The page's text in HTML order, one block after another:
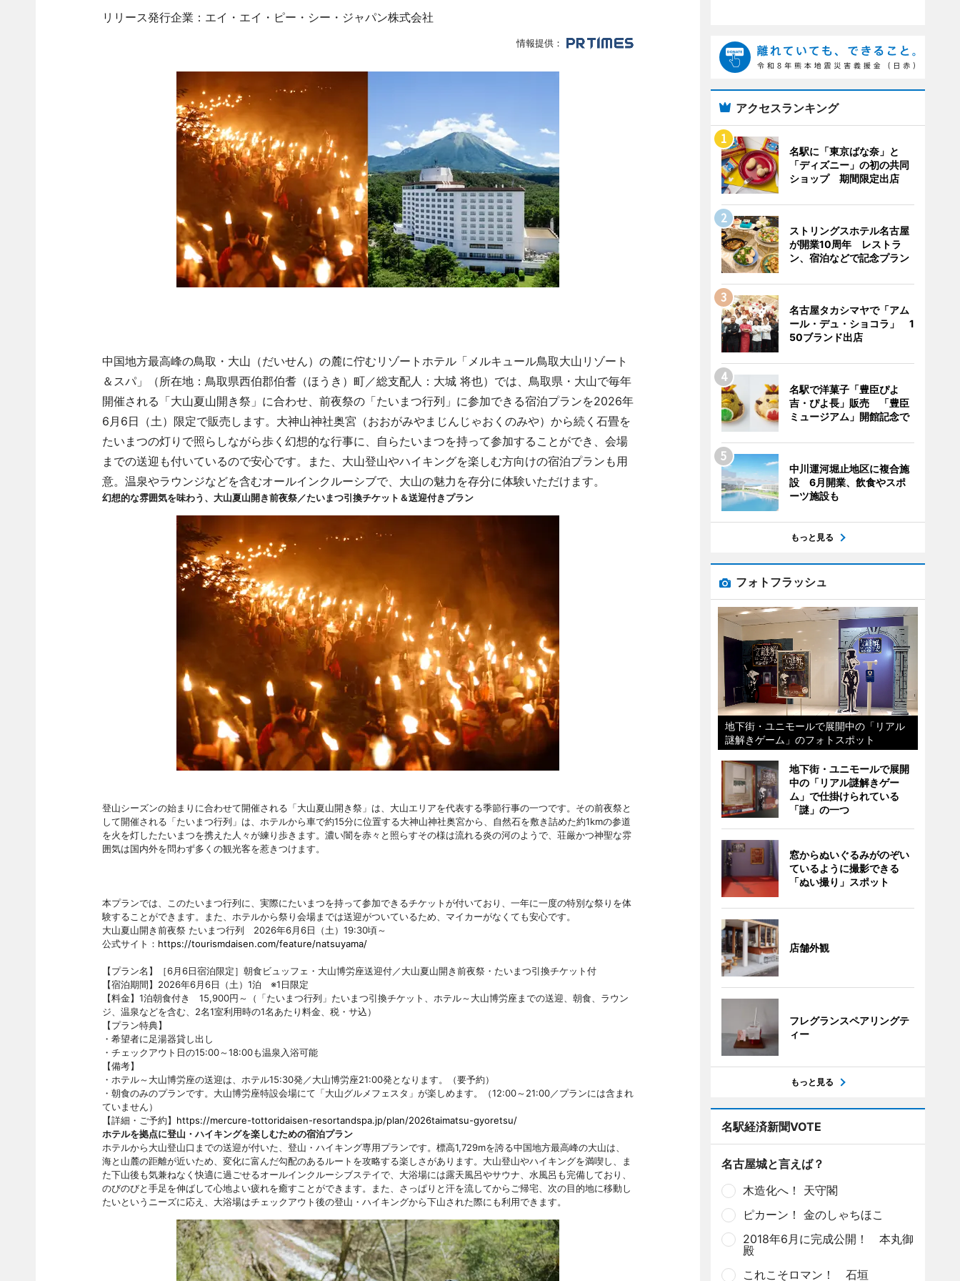
リリース発行企業：エイ・エイ・ピー・シー・ジャパン株式会社
情報提供：
中国地方最高峰の鳥取・大山（だいせん）の麓に佇むリゾートホテル「メルキュール鳥取大山リゾート
＆スパ」（所在地：鳥取県西伯郡伯耆（ほうき）町／総支配人：大城 将也）では、鳥取県・大山で毎年
開催される「大山夏山開き祭」に合わせ、前夜祭の「たいまつ行列」に参加できる宿泊プランを2026年
6月6日（土）限定で販売します。大神山神社奥宮（おおがみやまじんじゃおくのみや）から続く石畳を
たいまつの灯りで照らしながら歩く幻想的な行事に、自らたいまつを持って参加することができ、会場
までの送迎も付いているので安心です。また、大山登山やハイキングを楽しむ方向けの宿泊プランも用
意。温泉やラウンジなどを含むオールインクルーシブで、大山の魅力を存分に体験いただけます。
幻想的な雰囲気を味わう、大山夏山開き前夜祭／たいまつ引換チケット＆送迎付きプラン
登山シーズンの始まりに合わせて開催される「大山夏山開き祭」は、大山エリアを代表する季節行事の一つです。その前夜祭と
して開催される「たいまつ行列」は、ホテルから車で約15分に位置する大神山神社奥宮から、自然石を敷き詰めた約1kmの参道
を火を灯したたいまつを携えた人々が練り歩きます。濃い闇を赤々と照らすその様は流れる炎の河のようで、荘厳かつ神聖な雰
囲気は国内外を問わず多くの観光客を惹きつけます。
本プランでは、このたいまつ行列に、実際にたいまつを持って参加できるチケットが付いており、一年に一度の特別な祭りを体
験することができます。また、ホテルから祭り会場までは送迎がついているため、マイカーがなくても安心です。
大山夏山開き前夜祭 たいまつ行列 2026年6月6日（土）19:30頃～
公式サイト： https://tourismdaisen.com/feature/natsuyama/
【プラン名】［6月6日宿泊限定］朝食ビュッフェ・大山博労座送迎付／大山夏山開き前夜祭・たいまつ引換チケット付
【宿泊期間】2026年6月6日（土）1泊 ※1日限定
【料金】1泊朝食付き 15,900円～（「たいまつ行列」たいまつ引換チケット、ホテル～大山博労座までの送迎、朝食、ラウン
ジ、温泉などを含む、2名1室利用時の1名あたり料金、税・サ込）
【プラン特典】
・希望者に足湯器貸し出し
・チェックアウト日の15:00～18:00も温泉入浴可能
【備考】
・ホテル～大山博労座の送迎は、ホテル15:30発／大山博労座21:00発となります。（要予約）
・朝食のみのプランです。大山博労座特設会場にて「大山グルメフェスタ」が楽しめます。（12:00～21:00／プランには含まれ
ていません）
【詳細・ご予約】 https://mercure-tottoridaisen-resortandspa.jp/plan/2026taimatsu-gyoretsu/
ホテルを拠点に登山・ハイキングを楽しむための宿泊プラン
ホテルから大山登山口までの送迎が付いた、登山・ハイキング専用プランです。標高1,729mを誇る中国地方最高峰の大山は、
海と山麓の距離が近いため、変化に富んだ勾配のあるルートを攻略する楽しさがあります。大山登山やハイキングを満喫し、ま
た下山後も気兼ねなく快適に過ごせるオールインクルーシブステイで、大浴場には露天風呂やサウナ、水風呂も完備しており、
のびのびと手足を伸ばして心地よい疲れを癒すことができます。また、さっぱりと汗を流してからご帰宅、次の目的地に移動し
たいというニーズに応え、大浴場はチェックアウト後の登山・ハイキングから下山された際にも利用できます。
アクセスランキング
名駅に「東京ばな奈」と
「ディズニー」の初の共同
ショップ 期間限定出店
ストリングスホテル名古屋
が開業10周年 レストラ
ン、宿泊などで記念プラン
名古屋タカシマヤで「アム
ール・デュ・ショコラ」 1
50ブランド出店
名駅で洋菓子「豊臣ぴよ
吉・ぴよ長」販売 「豊臣
ミュージアム」開館記念で
中川運河堀止地区に複合施
設 6月開業、飲食やスポ
ーツ施設も
もっと見る
フォトフラッシュ
地下街・ユニモールで展開中の「リアル
謎解きゲーム」のフォトスポット
地下街・ユニモールで展開
中の「リアル謎解きゲー
ム」で仕掛けられている
「謎」の一つ
窓からぬいぐるみがのぞい
ているように撮影できる
「ぬい撮り」スポット
店舗外観
フレグランスペアリングテ
ィー
もっと見る
名駅経済新聞VOTE
名古屋城と言えば？
木造化へ！ 天守閣
ピカーン！ 金のしゃちほこ
2018年6月に完成公開！ 本丸御
殿
これこそロマン！ 石垣